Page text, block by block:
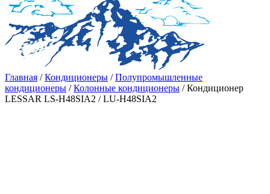
Главная /Кондиционеры /Полупромышленные
кондиционеры /Колонные кондиционеры / Кондиционер
LESSAR LS-H48SIA2 / LU-H48SIA2